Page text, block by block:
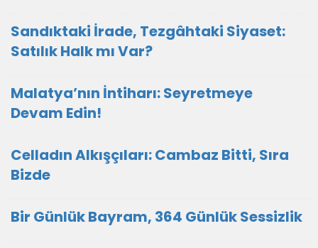
Sandıktaki İrade, Tezgâhtaki Siyaset:
Satılık Halk mı Var?
Malatya’nın İntiharı: Seyretmeye
Devam Edin!
Celladın Alkışçıları: Cambaz Bitti, Sıra
Bizde
Bir Günlük Bayram, 364 Günlük Sessizlik